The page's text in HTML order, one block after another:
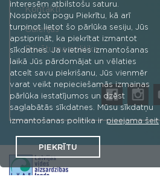
interesēm atbilstošu saturu.
Nospiežot pogu Piekrītu, kā arī
turpinot lietot šo pārlūka sesiju, Jūs
apstiprināt, ka piekrītat izmantot
sīkdatnes. Ja vietnes izmantošanas
laikā Jūs pārdomājat un vēlaties
atcelt savu piekrišanu, Jūs vienmēr
varat veikt nepieciešamās izmaiņas
pārlūka iestatījumos un dzēst
saglabātās sīkdatnes. Mūsu sīkdatņu
izmantošanas politika irpieejama šeit
PIEKRĪTU
Kontakti
Galerijas
Privātuma politika